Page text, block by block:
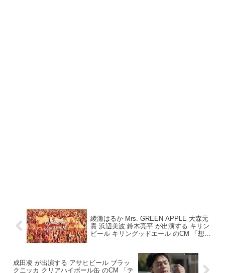
綾瀬はるか Mrs. GREEN APPLE 大森元
貴 浜辺美波 鈴木亮平 が出演する キリン
ビール キリングッドエール のCM 「想い
成田凌 が出演する アサヒビール ブラッ
クニッカ クリアハイボール缶 のCM 「テ